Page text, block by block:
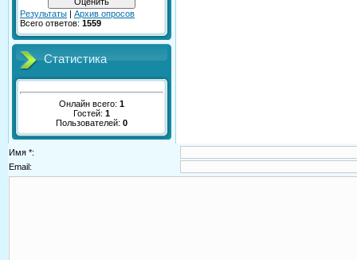
Результаты | Архив опросов
Всего ответов: 1559
Статистика
Онлайн всего: 1
Гостей: 1
Пользователей: 0
Имя *:
Email: